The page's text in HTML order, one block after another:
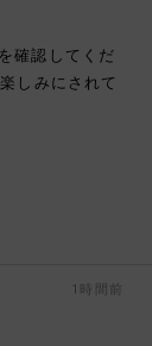
確認してくだ
しみにされて
1時間前